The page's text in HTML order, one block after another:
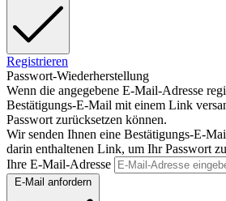
Registrieren
Passwort-Wiederherstellung
Wenn die angegebene E-Mail-Adresse
Bestätigungs-E-Mail mit einem Link
Passwort zurücksetzen können.
Wir senden Ihnen eine Bestätigungs-E-
darin enthaltenen Link, um Ihr Passwort
Ihre E-Mail-Adresse
E-Mail anfordern